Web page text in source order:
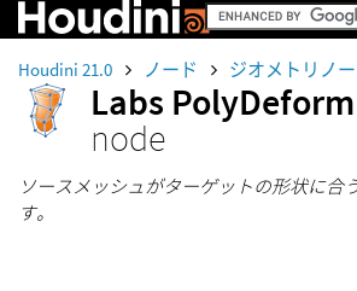
Houdini 21.0 ノード ジオメトリノ
Labs PolyDeform
node
ソースメッシュがターゲットの形状に合
す。